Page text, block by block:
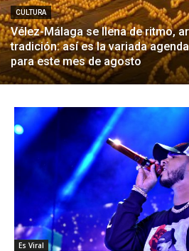
CULTURA
Vélez-Málaga se llena de ritmo,
tradición: así es la variada
para este mes de agosto
Es Viral